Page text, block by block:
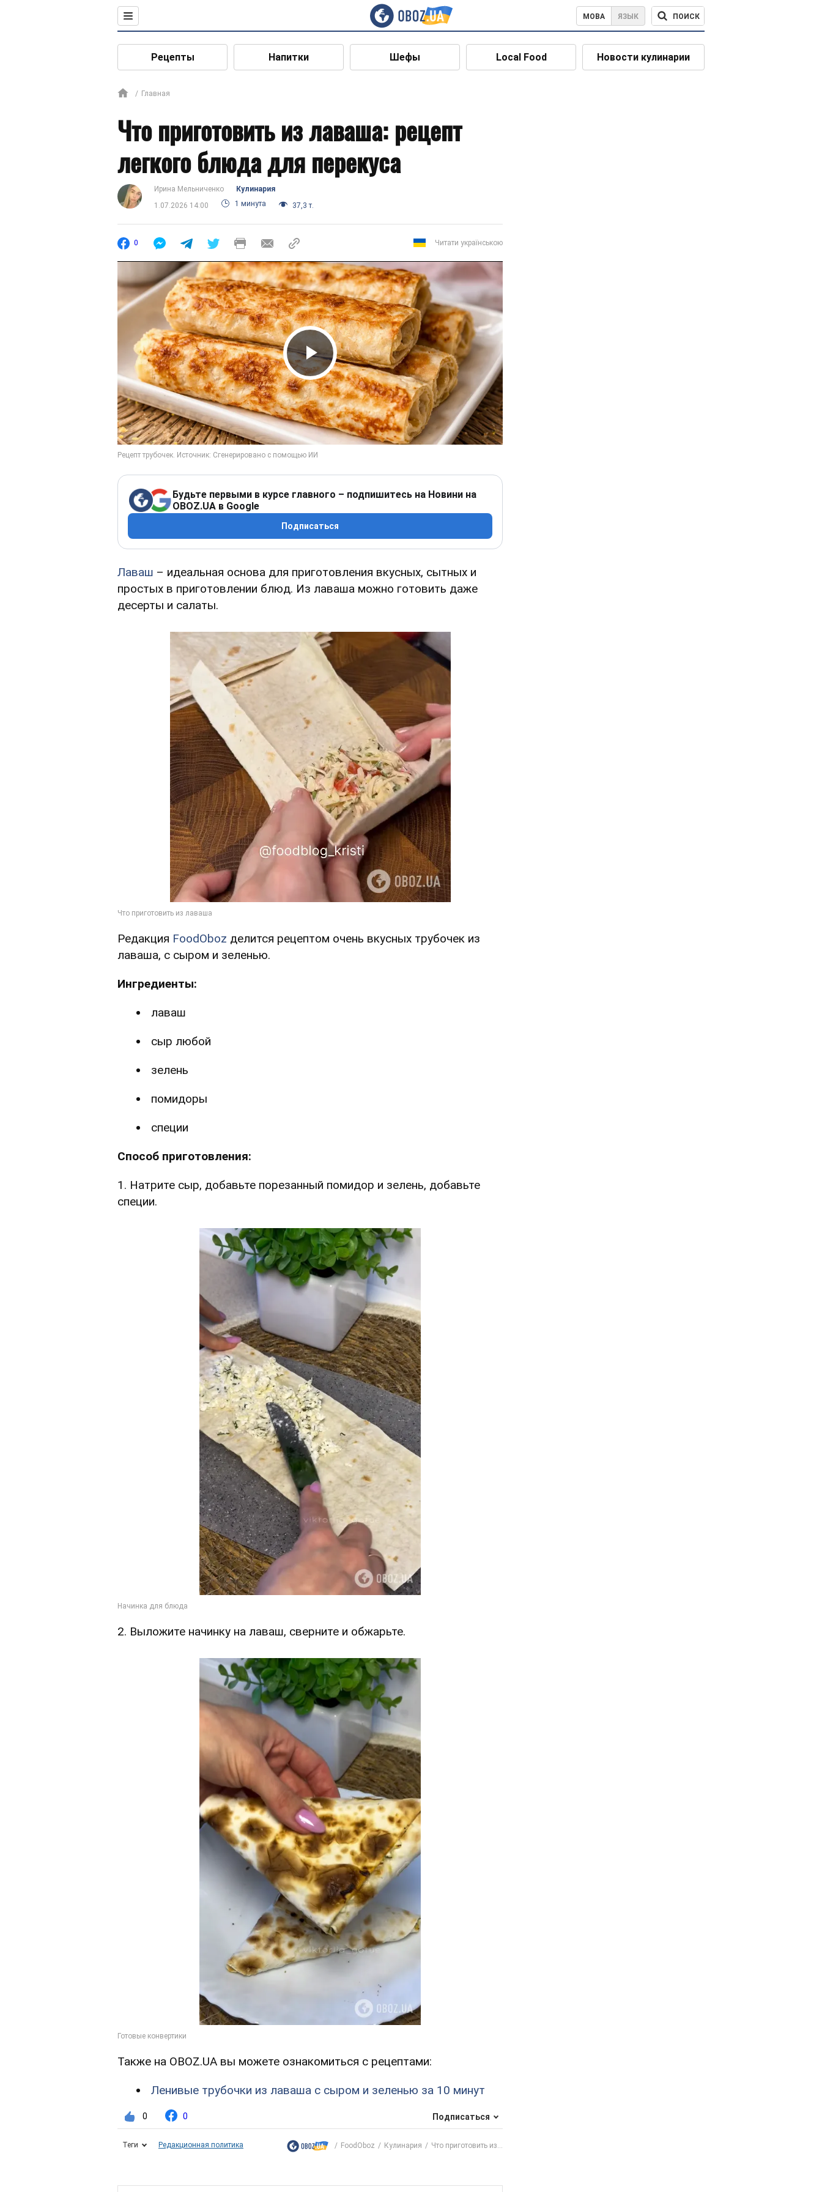
МОВА ЯЗЫК ПОИСК
Рецепты Напитки Шефы Local Food Новости кулинарии
Главная
Что приготовить из лаваша: рецепт
легкого блюда для перекуса
Ирина Мельниченко
Кулинария
1.07.2026 14:00
1 минута 37,3 т.
0 Читати українською
Play Video
Будьте первыми в курсе главного – подпишитесь на Новини на
OBOZ.UA в Google
Подписаться
Лаваш – идеальная основа для приготовления вкусных, сытных и
простых в приготовлении блюд. Из лаваша можно готовить даже
десерты и салаты.
Редакция FoodOboz делится рецептом очень вкусных трубочек из
лаваша, с сыром и зеленью.
Ингредиенты:
лаваш
сыр любой
зелень
помидоры
специи
Способ приготовления:
1. Натрите сыр, добавьте порезанный помидор и зелень, добавьте
специи.
2. Выложите начинку на лаваш, сверните и обжарьте.
Также на OBOZ.UA вы можете ознакомиться с рецептами:
Ленивые трубочки из лаваша с сыром и зеленью за 10 минут
0 0 Подписаться
Теги Редакционная политика FoodOboz Кулинария Что приготовить из...